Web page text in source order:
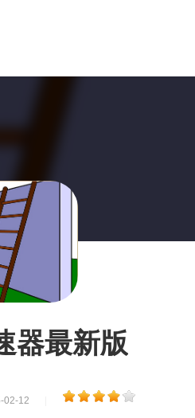
器最新版
02-12